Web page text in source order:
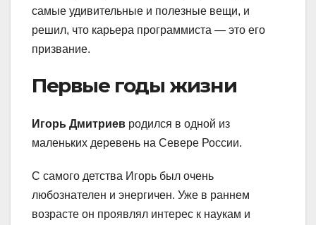
самые удивительные и полезные вещи, и
решил, что карьера программиста — это его
призвание.
Первые годы жизни
Игорь Дмитриев родился в одной из
маленьких деревень на Севере России.
С самого детства Игорь был очень
любознателен и энергичен. Уже в раннем
возрасте он проявлял интерес к наукам и